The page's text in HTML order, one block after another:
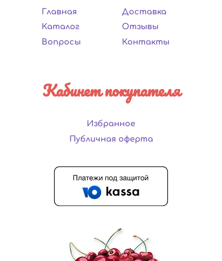
Главная
Каталог
Вопросы
Доставка
Отзывы
Контакты
Кабинет покупателя
Избранное
Публичная оферта